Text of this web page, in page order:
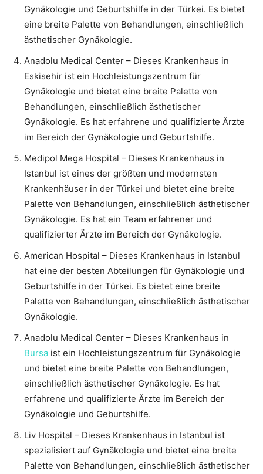
Gynäkologie und Geburtshilfe in der Türkei. Es bietet
eine breite Palette von Behandlungen, einschließlich
ästhetischer Gynäkologie.
Anadolu Medical Center – Dieses Krankenhaus in
Eskisehir ist ein Hochleistungszentrum für
Gynäkologie und bietet eine breite Palette von
Behandlungen, einschließlich ästhetischer
Gynäkologie. Es hat erfahrene und qualifizierte Ärzte
im Bereich der Gynäkologie und Geburtshilfe.
Medipol Mega Hospital – Dieses Krankenhaus in
Istanbul ist eines der größten und modernsten
Krankenhäuser in der Türkei und bietet eine breite
Palette von Behandlungen, einschließlich ästhetischer
Gynäkologie. Es hat ein Team erfahrener und
qualifizierter Ärzte im Bereich der Gynäkologie.
American Hospital – Dieses Krankenhaus in Istanbul
hat eine der besten Abteilungen für Gynäkologie und
Geburtshilfe in der Türkei. Es bietet eine breite
Palette von Behandlungen, einschließlich ästhetischer
Gynäkologie.
Anadolu Medical Center – Dieses Krankenhaus in
Bursa ist ein Hochleistungszentrum für Gynäkologie
und bietet eine breite Palette von Behandlungen,
einschließlich ästhetischer Gynäkologie. Es hat
erfahrene und qualifizierte Ärzte im Bereich der
Gynäkologie und Geburtshilfe.
Liv Hospital – Dieses Krankenhaus in Istanbul ist
spezialisiert auf Gynäkologie und bietet eine breite
Palette von Behandlungen, einschließlich ästhetischer